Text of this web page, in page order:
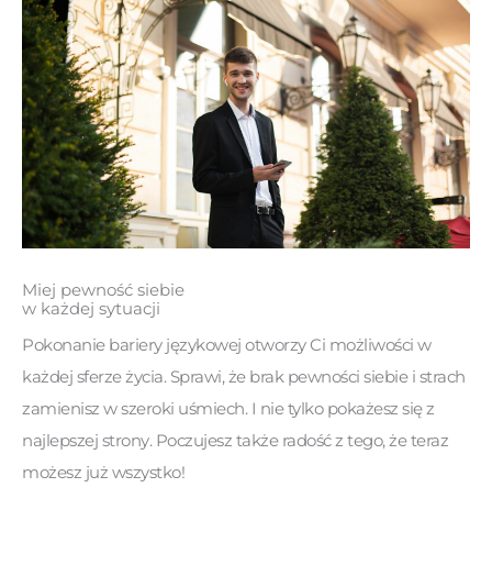
Miej pewność siebie
w każdej sytuacji
Pokonanie bariery językowej otworzy Ci możliwości w
każdej sferze życia. Sprawi, że brak pewności siebie i strach
zamienisz w szeroki uśmiech. I nie tylko pokażesz się z
najlepszej strony. Poczujesz także radość z tego, że teraz
możesz już wszystko!